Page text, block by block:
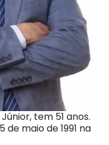
tem 51 anos.
maio de 1991 na